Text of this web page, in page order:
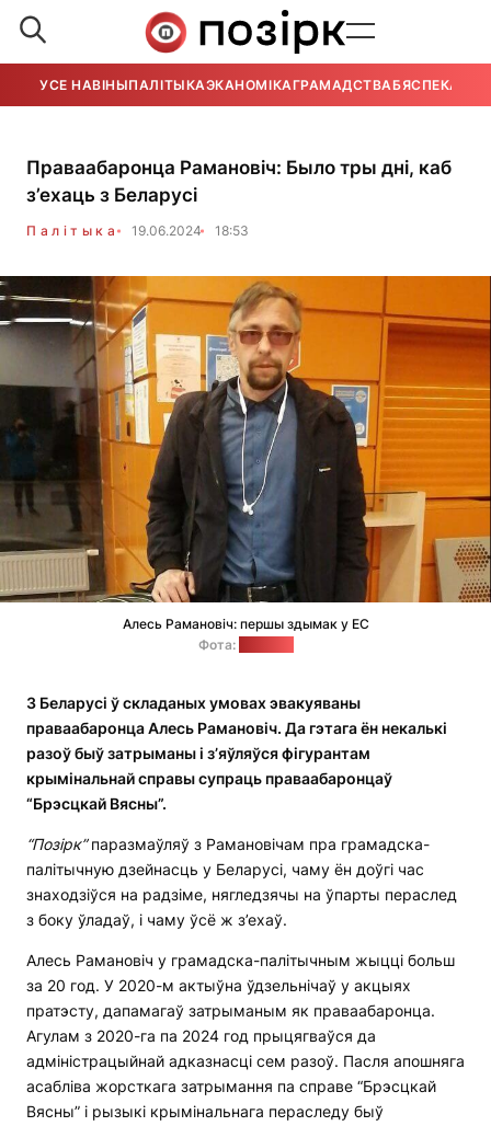
УСЕ НАВІНЫПАЛІТЫКАЭКАНОМІКАГРАМАДСТВАБЯСПЕКА
Праваабаронца Рамановіч: Было тры дні, каб
з’ехаць з Беларусі
Палітыка 19.06.2024 18:53
Алесь Рамановіч: першы здымак у ЕС
Фота:
З Беларусі ў складаных умовах эвакуяваны
праваабаронца Алесь Рамановіч. Да гэтага ён некалькі
разоў быў затрыманы і з’яўляўся фігурантам
крымінальнай справы супраць праваабаронцаў
“Брэсцкай Вясны”.
“Позірк”паразмаўляў з Рамановічам пра грамадска-
палітычную дзейнасць у Беларусі, чаму ён доўгі час
знаходзіўся на радзіме, нягледзячы на ўпарты пераслед
з боку ўладаў, і чаму ўсё ж з’ехаў.
Алесь Рамановіч у грамадска-палітычным жыцці больш
за 20 год. У 2020-м актыўна ўдзельнічаў у акцыях
пратэсту, дапамагаў затрыманым як праваабаронца.
Агулам з 2020-га па 2024 год прыцягваўся да
адміністрацыйнай адказнасці сем разоў. Пасля апошняга
асабліва жорсткага затрымання па справе “Брэсцкай
Вясны” і рызыкі крымінальнага пераследу быў